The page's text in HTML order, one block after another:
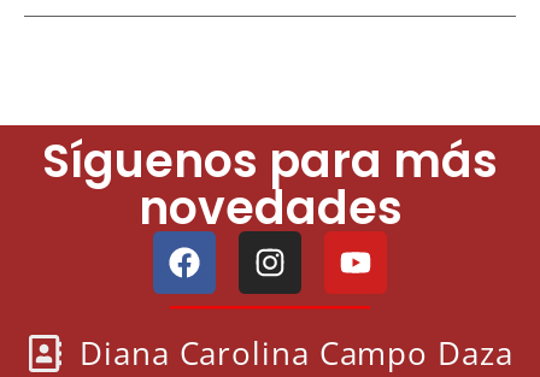
Síguenos para más
novedades
Diana Carolina Campo Daza